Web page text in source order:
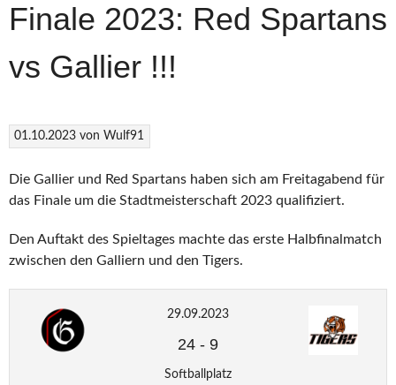
Finale 2023: Red Spartans
vs Gallier !!!
01.10.2023 vonWulf91
Die Gallier und Red Spartans haben sich am Freitagabend für
das Finale um die Stadtmeisterschaft 2023 qualifiziert.
Den Auftakt des Spieltages machte das erste Halbfinalmatch
zwischen den Galliern und den Tigers.
29.09.2023
24 - 9
Softballplatz